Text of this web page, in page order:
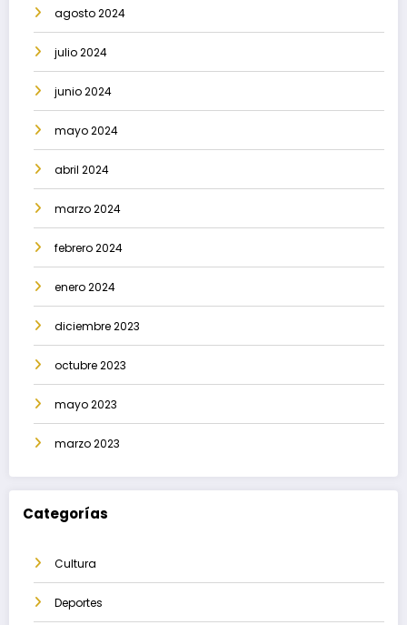
agosto 2024
julio 2024
junio 2024
mayo 2024
abril 2024
marzo 2024
febrero 2024
enero 2024
diciembre 2023
octubre 2023
mayo 2023
marzo 2023
Categorías
Cultura
Deportes